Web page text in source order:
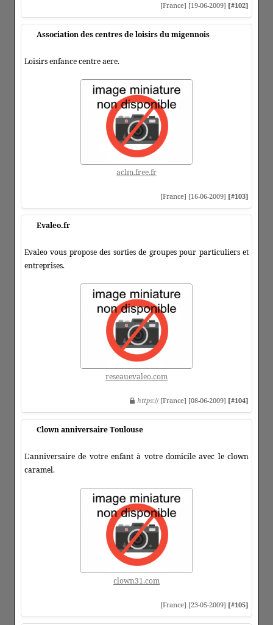
[France] [19-06-2009] [#102]
Association des centres de loisirs du migennois
Loisirs enfance centre aere.
aclm.free.fr
[France] [16-06-2009] [#103]
Evaleo.fr
Evaleo vous propose des sorties de groupes pour particuliers et
entreprises.
reseauevaleo.com
https:// [France] [08-06-2009] [#104]
Clown anniversaire Toulouse
L'anniversaire de votre enfant à votre domicile avec le clown
caramel.
clown31.com
[France] [23-05-2009] [#105]